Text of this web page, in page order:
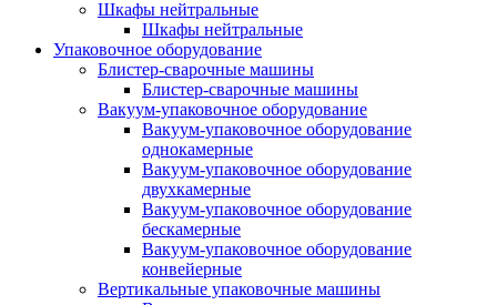
Шкафы нейтральные
Шкафы нейтральные
Упаковочное оборудование
Блистер-сварочные машины
Блистер-сварочные машины
Вакуум-упаковочное оборудование
Вакуум-упаковочное оборудование
однокамерные
Вакуум-упаковочное оборудование
двухкамерные
Вакуум-упаковочное оборудование
беcкамерные
Вакуум-упаковочное оборудование
конвейерные
Вертикальные упаковочные машины